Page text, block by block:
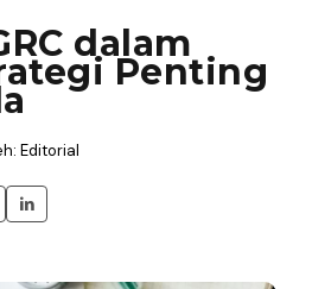
dalam
Penting
Editorial